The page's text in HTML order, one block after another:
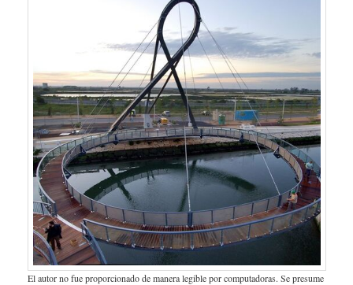
El autor no fue proporcionado de manera legible por computadoras. Se presume